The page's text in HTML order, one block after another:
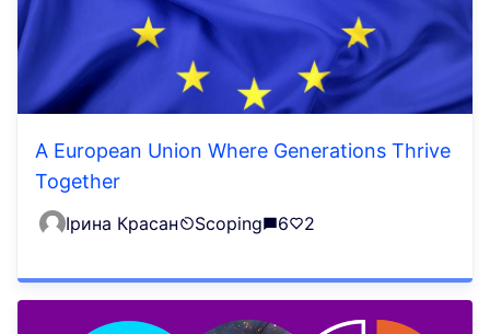
A European Union Where Generations Thrive
Together
Ірина Красан Scoping 6 2